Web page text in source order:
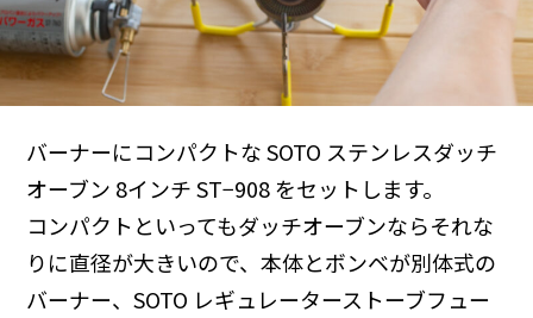
バーナーにコンパクトな SOTO ステンレスダッチ
オーブン 8インチ ST−908 をセットします。
コンパクトといってもダッチオーブンならそれな
りに直径が大きいので、本体とボンベが別体式の
バーナー、SOTO レギュレーターストーブフュー